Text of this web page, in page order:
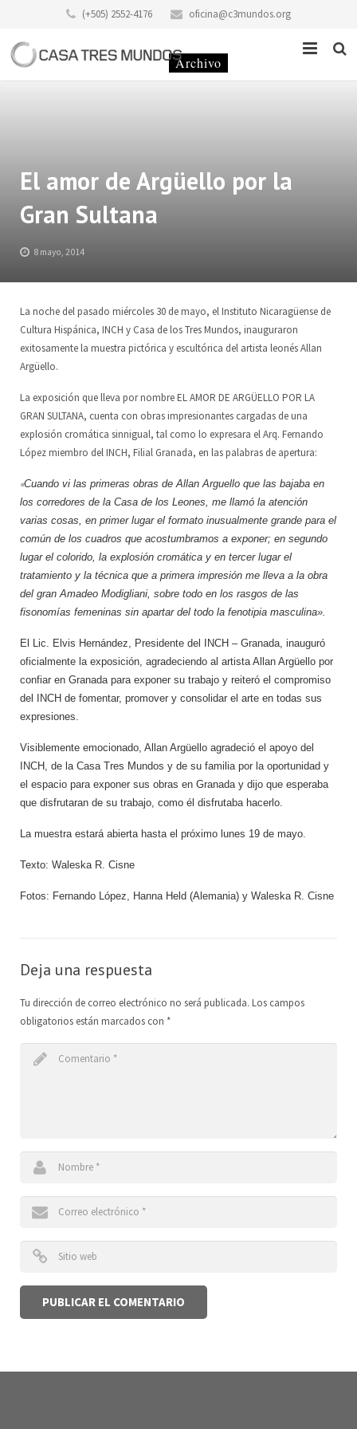
(+505) 2552-4176 oficina@c3mundos.org
Misión
Historia del edificio
Historia de la Fundación Casa de los Tres Mundos
Código de Conducta
Alquiler y Servicios
Voluntariado
Programas
Escuela de Música
Taller «Infantilarte»
Taller de Artistas
Colectivo Tonantzin
Taller de Gráfica «Casa Tres Mundos»
Escuela de Artes Escénicas
LoCreo
Música en los Barrios
Radio Volcán
Archivo Ciudadano
Biblioteca del Arte
Eventos
Historias
Contacto
Sitio
Equipo
Junta Directiva
Donaciones
ES
ES
DE
El amor de Argüello por la
Gran Sultana
8 mayo, 2014
La noche del pasado miércoles 30 de mayo, el Instituto Nicaragüense de
Cultura Hispánica, INCH y Casa de los Tres Mundos, inauguraron
exitosamente la muestra pictórica y escultórica del artista leonés Allan
Argüello.
La exposición que lleva por nombre EL AMOR DE ARGÜELLO POR LA
GRAN SULTANA, cuenta con obras impresionantes cargadas de una
explosión cromática sinnigual, tal como lo expresara el Arq. Fernando
López miembro del INCH, Filial Granada, en las palabras de apertura:
«Cuando vi las primeras obras de Allan Arguello que las bajaba en
los corredores de la Casa de los Leones, me llamó la atención
varias cosas, en primer lugar el formato inusualmente grande para el
común de los cuadros que acostumbramos a exponer; en segundo
lugar el colorido, la explosión cromática y en tercer lugar el
tratamiento y la técnica que a primera impresión me lleva a la obra
del gran Amadeo Modigliani, sobre todo en los rasgos de las
fisonomías femeninas sin apartar del todo la fenotipia masculina».
El Lic. Elvis Hernández, Presidente del INCH – Granada, inauguró
oficialmente la exposición, agradeciendo al artista Allan Argüello por
confiar en Granada para exponer su trabajo y reiteró el compromiso
del INCH de fomentar, promover y consolidar el arte en todas sus
expresiones.
Visiblemente emocionado, Allan Argüello agradeció el apoyo del
INCH, de la Casa Tres Mundos y de su familia por la oportunidad y
el espacio para exponer sus obras en Granada y dijo que esperaba
que disfrutaran de su trabajo, como él disfrutaba hacerlo.
La muestra estará abierta hasta el próximo lunes 19 de mayo.
Texto: Waleska R. Cisne
Fotos: Fernando López, Hanna Held (Alemania) y Waleska R. Cisne
Deja una respuesta
Tu dirección de correo electrónico no será publicada. Los campos
obligatorios están marcados con *